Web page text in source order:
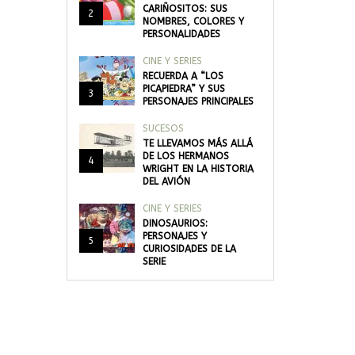
2
CARIÑOSITOS: SUS
NOMBRES, COLORES Y
PERSONALIDADES
3
CINE Y SERIES
RECUERDA A “LOS
PICAPIEDRA” Y SUS
PERSONAJES PRINCIPALES
4
SUCESOS
TE LLEVAMOS MÁS ALLÁ
DE LOS HERMANOS
WRIGHT EN LA HISTORIA
DEL AVIÓN
5
CINE Y SERIES
DINOSAURIOS:
PERSONAJES Y
CURIOSIDADES DE LA
SERIE